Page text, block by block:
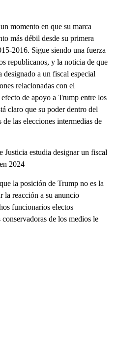
momento en que su marca
más débil desde su primera
2016. Sigue siendo una fuerza
republicanos, y la noticia de que
designado a un fiscal especial
relacionadas con el
de apoyo a Trump entre los
claro que su poder dentro del
las elecciones intermedias de
estudia designar un fiscal
2024
la posición de Trump no es la
la reacción a su anuncio
funcionarios electos
de los medios le